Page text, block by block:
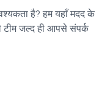
है? हम यहाँ मदद के
टीम जल्द ही आपसे संपर्क